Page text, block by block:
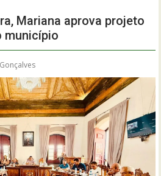
Mariana aprova projeto
município